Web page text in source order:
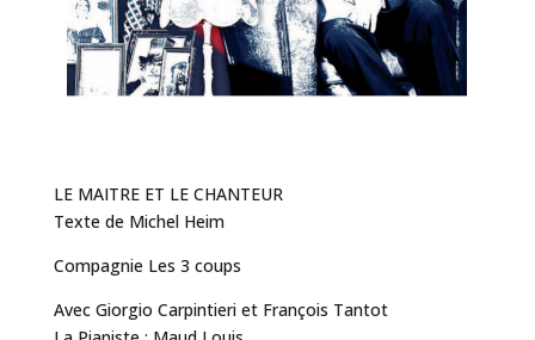
LE MAITRE ET LE CHANTEUR
Texte de Michel Heim
Compagnie Les 3 coups
Avec Giorgio Carpintieri et François Tantot